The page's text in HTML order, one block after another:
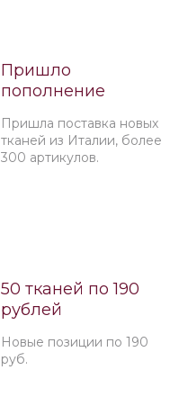
Пришло
пополнение
Пришла поставка новых
тканей из Италии, более
300 артикулов.
50 тканей по 190
рублей
Новые позиции по 190
руб.